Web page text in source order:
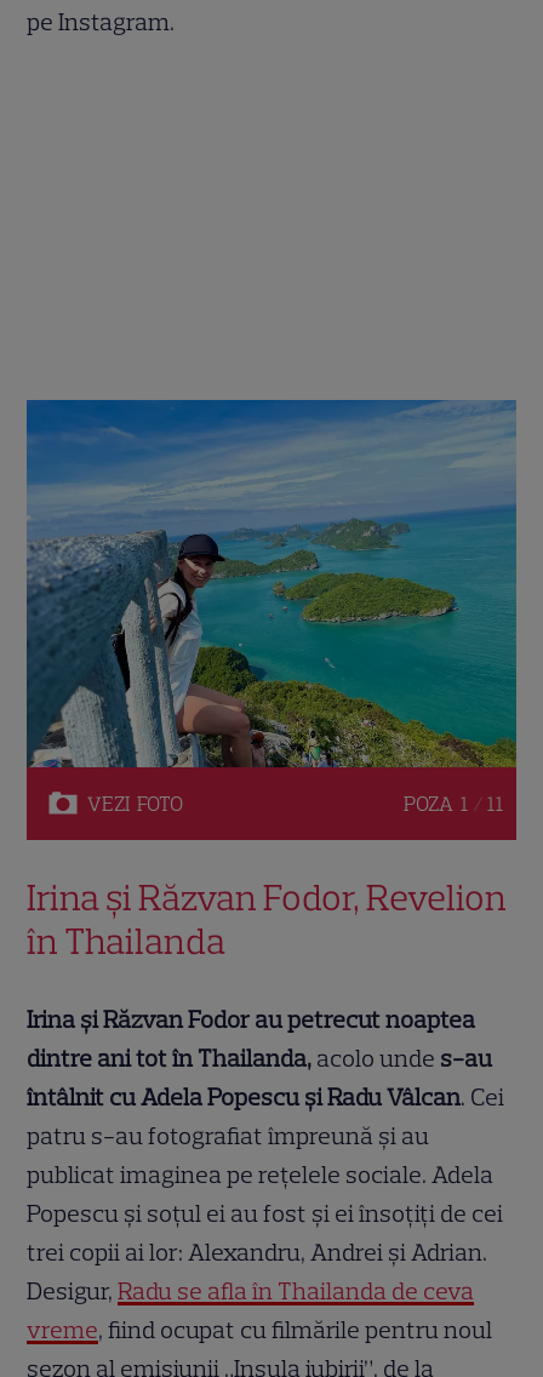
pe Instagram.
VEZI FOTO POZA 1 / 11
Irina și Răzvan Fodor, Revelion
în Thailanda
Irina și Răzvan Fodor au petrecut noaptea
dintre ani tot în Thailanda, acolo unde s-au
întâlnit cu Adela Popescu și Radu Vâlcan. Cei
patru s-au fotografiat împreună și au
publicat imaginea pe rețelele sociale. Adela
Popescu și soțul ei au fost și ei însoțiți de cei
trei copii ai lor: Alexandru, Andrei și Adrian.
Desigur,Radu se afla în Thailanda de ceva
vreme, fiind ocupat cu filmările pentru noul
sezon al emisiunii „Insula iubirii”, de la